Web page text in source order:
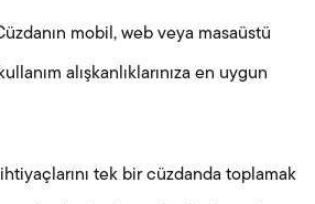
mobil, web veya masaüstü
alışkanlıklarınıza en uygun
ihtiyaçlarını tek bir cüzdanda toplamak